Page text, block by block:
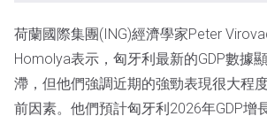
荷蘭國際集團(ING)經濟學家Peter
Homolya表示，匈牙利最新的GDP數據
滯，但他們強調近期的強勁表現很大程
前因素。他們預計匈牙利2026年GDP增